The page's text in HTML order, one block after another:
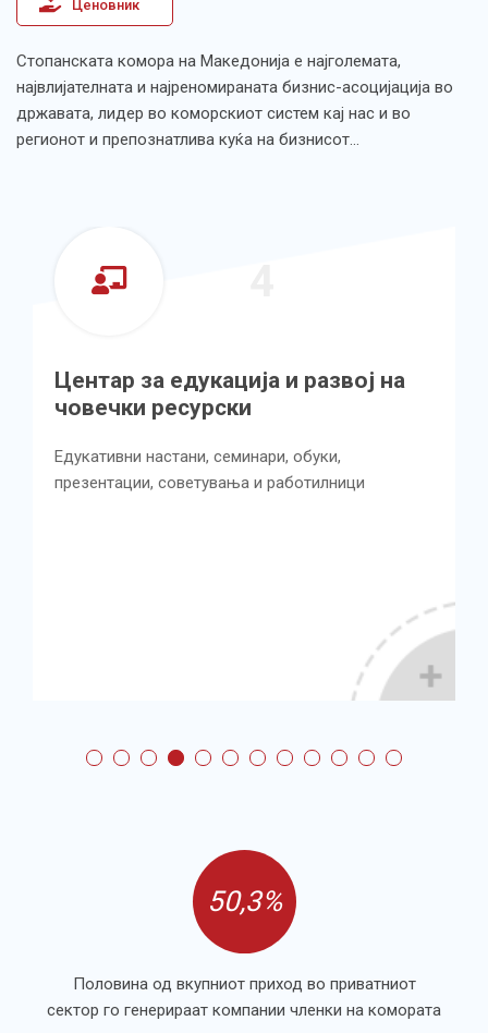
Ценовник
Стопанската комора на Македонија е најголемата,
највлијателната и најреномираната бизнис-асоцијација во
државата, лидер во коморскиот систем кај нас и во
регионот и препознатлива куќа на бизнисот…
4
и развој на
семинари, обуки,
и работилници
Центар за
Имплементирање
50,3%
Половина од вкупниот приход во приватниот
сектор го генерираат компании членки на комората